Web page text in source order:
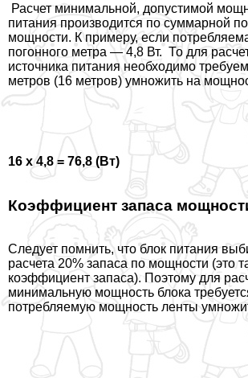
Расчет минимальной, допустимой
питания производится по суммарной
мощности. К примеру, если
погонного метра — 4,8 Вт. То для
источника питания необходимо
метров (16 метров) умножить на
16 x 4,8 = 76,8 (Вт)
Коэффициент запаса
Следует помнить, что блок питания
расчета 20% запаса по мощности (это
коэффициент запаса). Поэтому для
минимальную мощность блока
потрeбляемую мощность ленты